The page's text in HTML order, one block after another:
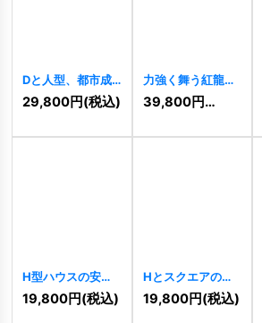
Dと人型、都市成
長を支える信頼ロ
[10854 ]
29,800円(税込)
力強く舞う紅龍と
漢字「龍」の縁起
物ロゴ 10845
39,800円(税込)
H型ハウスの安心
と成長ロゴ
10825 ]
19,800円(税込)
Hとスクエアのモ
ダンな信頼ロゴ
10821 ]
19,800円(税込)